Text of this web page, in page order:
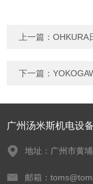
上一篇：OHKURA
下一篇：
广州汤米斯机电设
地址：广州市黄
邮箱：